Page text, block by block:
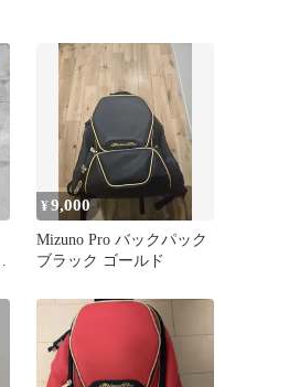
¥9,000
Mizuno Pro バックパック
ブラック ゴールド